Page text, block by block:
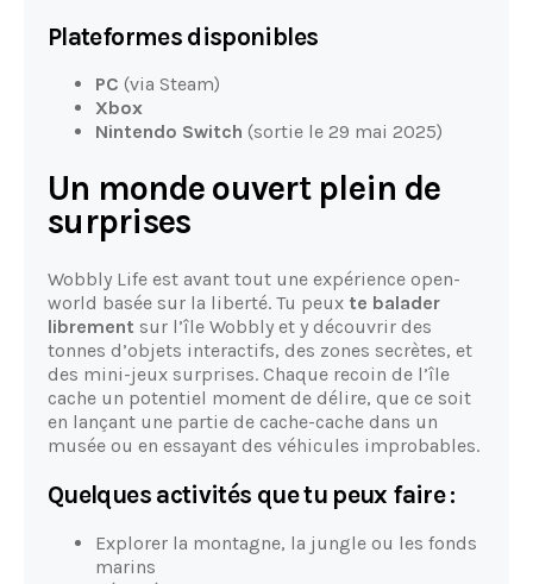
Plateformes disponibles
PC (via Steam)
Xbox
Nintendo Switch (sortie le 29 mai 2025)
Un monde ouvert plein de
surprises
Wobbly Life est avant tout une expérience open-
world basée sur la liberté. Tu peux te balader
librement sur l’île Wobbly et y découvrir des
tonnes d’objets interactifs, des zones secrètes, et
des mini-jeux surprises. Chaque recoin de l’île
cache un potentiel moment de délire, que ce soit
en lançant une partie de cache-cache dans un
musée ou en essayant des véhicules improbables.
Quelques activités que tu peux faire :
Explorer la montagne, la jungle ou les fonds
marins